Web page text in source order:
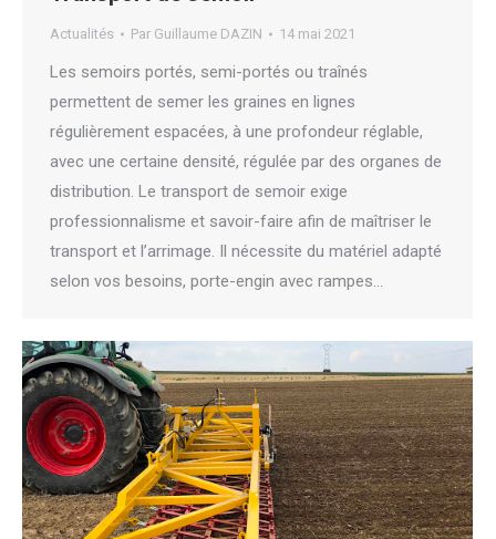
Actualités Par Guillaume DAZIN 14 mai 2021
Les semoirs portés, semi-portés ou traînés
permettent de semer les graines en lignes
régulièrement espacées, à une profondeur réglable,
avec une certaine densité, régulée par des organes de
distribution. Le transport de semoir exige
professionnalisme et savoir-faire afin de maîtriser le
transport et l’arrimage. Il nécessite du matériel adapté
selon vos besoins, porte-engin avec rampes…